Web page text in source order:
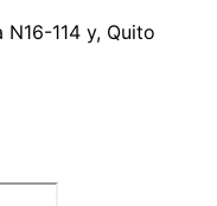
N16-114 y, Quito